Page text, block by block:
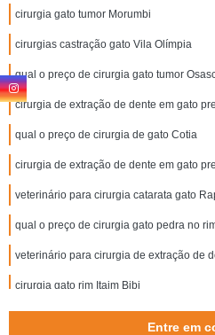
cirurgia gato tumor Morumbi
cirurgias castração gato Vila Olímpia
qual o preço de cirurgia gato tumor
cirurgia de extração de dente em gato
qual o preço de cirurgia de gato Cotia
cirurgia de extração de dente em gato
veterinário para cirurgia catarata gato
qual o preço de cirurgia gato pedra no
veterinário para cirurgia de extração de
cirurgia gato rim Itaim Bibi
Entre em